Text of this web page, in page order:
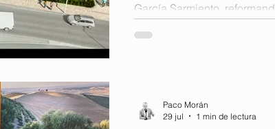
García Sarmiento,
iluminación y el mobiliario
Paco Morán
29 jul
1 min de lectura